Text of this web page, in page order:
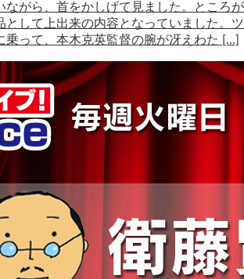
ながら、首をかしげて見ました。ところが
として上出来の内容となっていました。ツ
乗って、本木克英監督の腕が冴えわた […]